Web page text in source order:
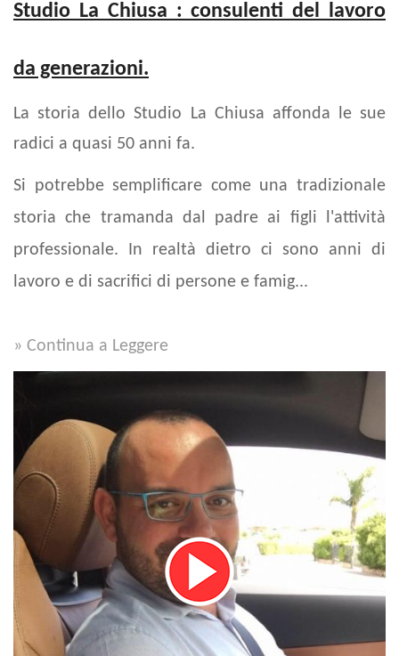
Studio La Chiusa : consulenti del lavoro
da generazioni.
La storia dello Studio La Chiusa affonda le sue
radici a quasi 50 anni fa.
Si potrebbe semplificare come una tradizionale
storia che tramanda dal padre ai figli l'attività
professionale. In realtà dietro ci sono anni di
lavoro e di sacrifici di persone e famig...
» Continua a Leggere